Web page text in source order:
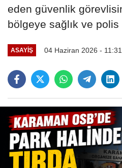
eden güvenlik
bölgeye sağlık ve
ASAYIŞ 04 Haziran 2026 - 11:31